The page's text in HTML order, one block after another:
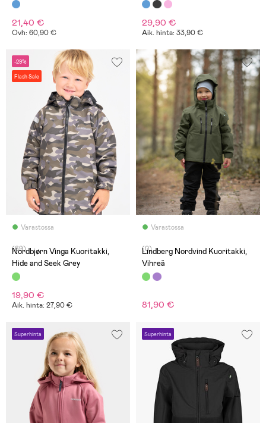
21,40 €
Ovh: 60,90 €
29,90 €
Aik. hinta: 33,90 €
-29%
Flash Sale
Varastossa
(69)
Nordbjørn Vinga Kuoritakki,
Hide and Seek Grey
19,90 €
Aik. hinta: 27,90 €
Varastossa
(0)
Lindberg Nordvind Kuoritakki,
Vihreä
81,90 €
Superhinta Superhinta